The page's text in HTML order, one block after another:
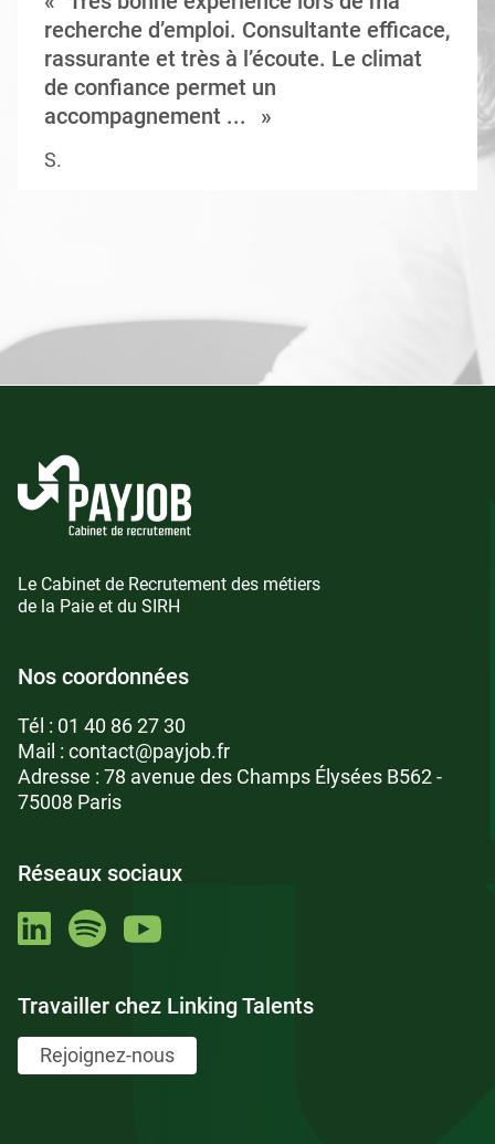
recherche d’emploi. Consultante efficace,
rassurante et très à l’écoute. Le climat
de confiance permet un
accompagnement ...
S.
Le Cabinet de Recrutement des métiers
de la Paie et du SIRH
Nos coordonnées
Tél : 01 40 86 27 30
Mail : contact@payjob.fr
Adresse : 78 avenue des Champs Élysées B562 -
75008 Paris
Réseaux sociaux
Travailler chez Linking Talents
Rejoignez-nous